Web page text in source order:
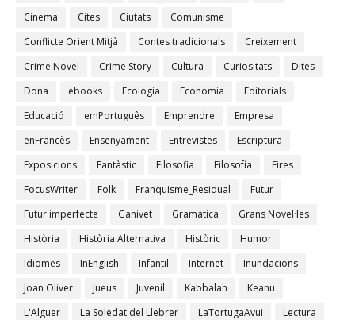
Cinema
Cites Ciutats
Comunisme
Conflicte Orient Mitjà
Contes tradicionals
Creixement
Crime Novel
Crime Story Cultura Curiositats
Dites
Dona
ebooks Ecologia Economia
Editorials
Educació
emPortuguês Emprendre
Empresa
enFrancès
Ensenyament Entrevistes
Escriptura
Exposicions
Fantàstic Filosofia Filosofía
Fires
FocusWriter
Folk Franquisme_Residual
Futur
Futur imperfecte
Ganivet Gramàtica
Grans Novel·les
Història
Història Alternativa Històric
Humor
Idiomes
InEnglish Infantil Internet
Inundacions
Joan Oliver
Jueus Juvenil Kabbalah
Keanu
L'Alguer
La Soledat del Llebrer LaTortugaAvui
Lectura